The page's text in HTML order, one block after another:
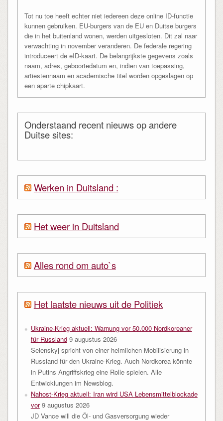
Tot nu toe heeft echter niet iedereen deze online ID-functie
kunnen gebruiken. EU-burgers van de EU en Duitse burgers
die in het buitenland wonen, werden uitgesloten. Dit zal naar
verwachting in november veranderen. De federale regering
introduceert de eID-kaart. De belangrijkste gegevens zoals
naam, adres, geboortedatum en, indien van toepassing,
artiestennaam en academische titel worden opgeslagen op
een aparte chipkaart.
Onderstaand recent nieuws op andere
Duitse sites:
Werken in Duitsland :
Het weer in Duitsland
Alles rond om auto`s
Het laatste nieuws uit de Politiek
Ukraine-Krieg aktuell: Warnung vor 50.000 Nordkoreaner
für Russland 9 augustus 2026
Selenskyj spricht von einer heimlichen Mobilisierung in
Russland für den Ukraine-Krieg. Auch Nordkorea könnte
in Putins Angriffskrieg eine Rolle spielen. Alle
Entwicklungen im Newsblog.
Nahost-Krieg aktuell: Iran wird USA Lebensmittelblockade
vor 9 augustus 2026
JD Vance will die Öl- und Gasversorgung wieder